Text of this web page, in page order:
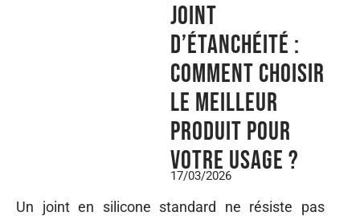
Joint
d’étanchéité :
comment choisir
le meilleur
produit pour
votre usage ?
17/03/2026
Un joint en silicone standard ne résiste pas